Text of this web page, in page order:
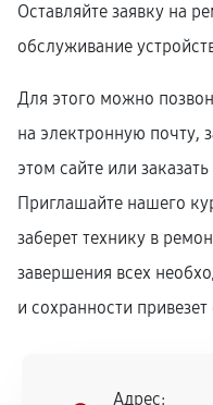
Оставляйте заявку на
обслуживание
Для этого можно
на электронную почту,
этом сайте или
Приглашайте нашего
заберет технику в
завершения всех
и сохранности привезет
Адрес: